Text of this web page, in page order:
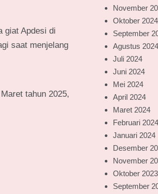
giat Apdesi di
saat menjelang
tahun 2025,
November
Oktober 2024
September
Agustus 2024
Juli 2024
Juni 2024
Mei 2024
April 2024
Maret 2024
Februari 2024
Januari 2024
Desember
November
Oktober 2023
September